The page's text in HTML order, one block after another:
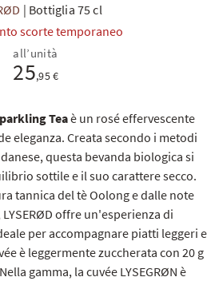
| Bottiglia 75 cl
scorte temporaneo
Teaè un rosé effervescente
eleganza. Creata secondo i metodi
questa bevanda biologica si
sottile e il suo carattere secco.
tannica del tè Oolong e dalle note
offre un'esperienza di
per accompagnare piatti leggeri e
è leggermente zuccherata con 20 g
gamma, la cuvée LYSEGRØN è
all’unità
25,95 €